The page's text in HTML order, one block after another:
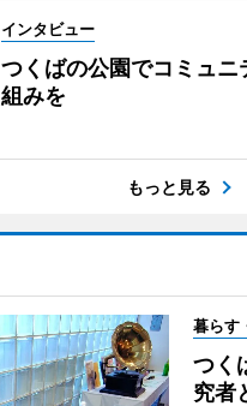
インタビュー
つくばの公園でコミュ
組みを
もっと見る
暮らす
つく
究者